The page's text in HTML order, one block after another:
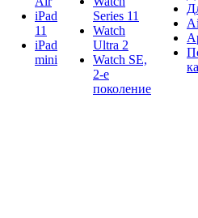
iPad
11
iPad
mini
Series 11
Watch
Ultra 2
Watch SE,
2-е
поколение